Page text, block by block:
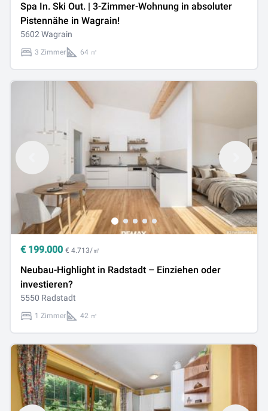
Spa In. Ski Out. | 3-Zimmer-Wohnung in absoluter
Pistennähe in Wagrain!
5602 Wagrain
3 Zimmer 64 ㎡
€ 199.000 € 4.713/㎡
Neubau-Highlight in Radstadt – Einziehen oder
investieren?
5550 Radstadt
1 Zimmer 42 ㎡